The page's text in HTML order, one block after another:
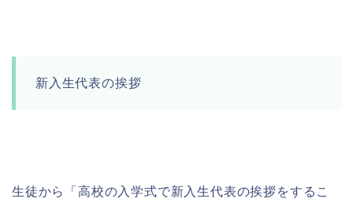
新入生代表の挨拶
生徒から「高校の入学式で新入生代表の挨拶をするこ